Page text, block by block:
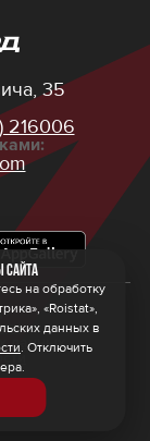
35
216006
данных
сайта
на обработку
«Roistat»,
данных в
. Отключить